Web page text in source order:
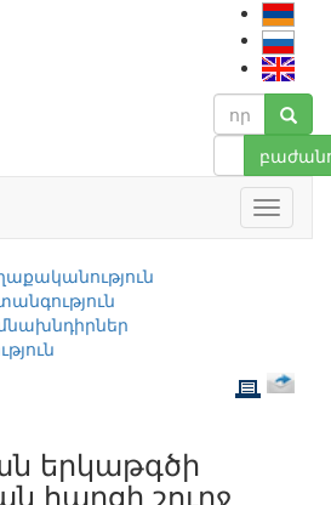
երկաթգծի
հարցի շուրջ